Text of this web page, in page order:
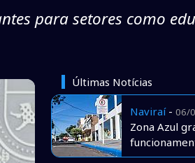
para setores como
Últimas Notícias
Naviraí- 06/
Zona Azul